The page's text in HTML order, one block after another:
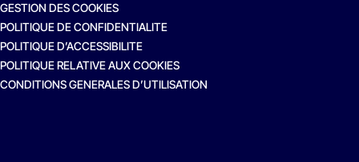
GESTION DES COOKIES
POLITIQUE DE CONFIDENTIALITE
POLITIQUE D’ACCESSIBILITE
POLITIQUE RELATIVE AUX COOKIES
CONDITIONS GENERALES D’UTILISATION